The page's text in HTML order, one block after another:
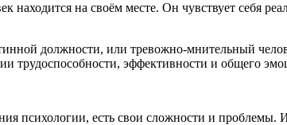
находится на своём месте. Он чувствует себя
должности, или тревожно-мнительный
трудоспособности, эффективности и общего
психологии, есть свои сложности и проблемы.